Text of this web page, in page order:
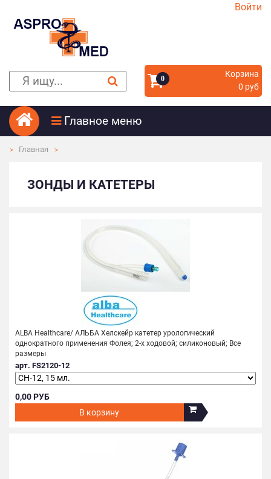
Войти
0
Корзина
0 руб
Главное меню
Главная
ЗОНДЫ И КАТЕТЕРЫ
ALBA Healthcare/ АЛЬБА Хелскейр катетер урологический
однократного применения Фолея; 2-х ходовой; силиконовый; Все
размеры
арт. FS2120-12
0,00 РУБ
В корзину